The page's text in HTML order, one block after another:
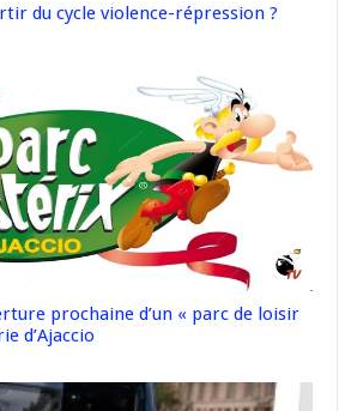
du cycle violence-répression ?
prochaine d’un « parc de loisir
d’Ajaccio